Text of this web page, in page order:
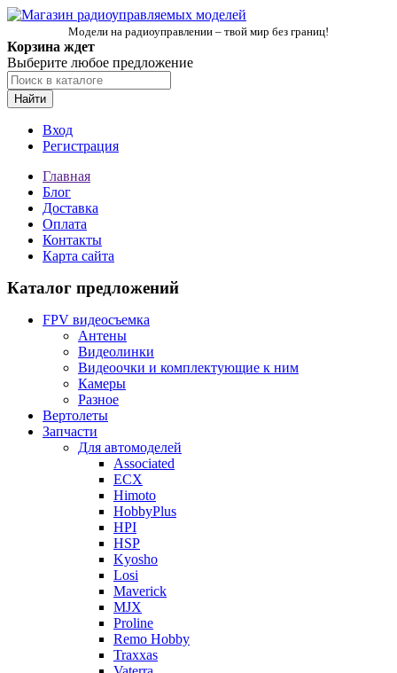
Модели на радиоуправлении – твой мир без границ!
Корзина ждет
Выберите любое предложение
Найти
Вход
Регистрация
Главная
Блог
Доставка
Оплата
Контакты
Карта сайта
Каталог предложений
FPV видеосъемка
Антены
Видеолинки
Видеоочки и комплектующие к ним
Камеры
Разное
Вертолеты
Запчасти
Для автомоделей
Associated
ECX
Himoto
HobbyPlus
HPI
HSP
Kyosho
Losi
Maverick
MJX
Proline
Remo Hobby
Traxxas